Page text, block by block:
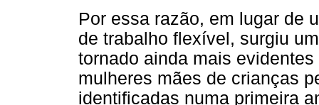
Por essa razão, em lugar de
de trabalho flexível, surgiu
tornado ainda mais
mulheres mães de crianças
identificadas numa primeira